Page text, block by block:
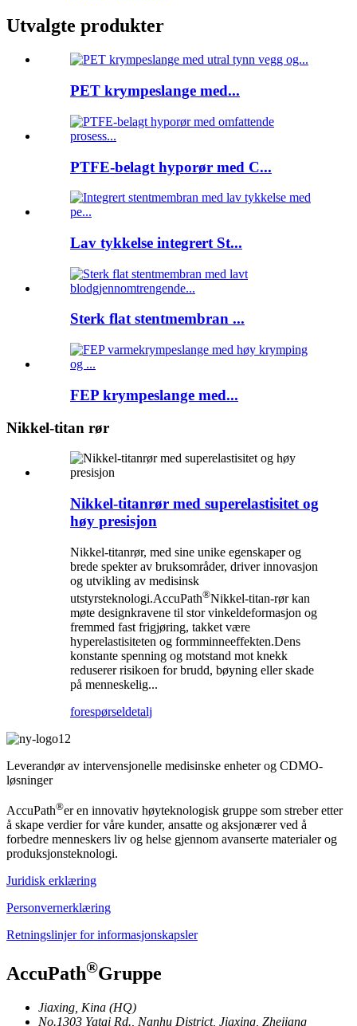
Utvalgte produkter
PET krympeslange med...
PTFE-belagt hyporør med C...
Lav tykkelse integrert St...
Sterk flat stentmembran ...
FEP krympeslange med...
Nikkel-titan rør
Nikkel-titanrør med superelastisitet og
høy presisjon
Nikkel-titanrør, med sine unike egenskaper og
brede spekter av bruksområder, driver innovasjon
og utvikling av medisinsk
utstyrsteknologi.AccuPath®Nikkel-titan-rør kan
møte designkravene til stor vinkeldeformasjon og
fremmed fast frigjøring, takket være
hyperelastisiteten og formminneeffekten.Dens
konstante spenning og motstand mot knekk
reduserer risikoen for brudd, bøyning eller skade
på menneskelig...
forespørseldetalj
Leverandør av intervensjonelle medisinske enheter og CDMO-
løsninger
AccuPath®er en innovativ høyteknologisk gruppe som streber etter
å skape verdier for våre kunder, ansatte og aksjonærer ved å
forbedre menneskers liv og helse gjennom avanserte materialer og
produksjonsteknologi.
Juridisk erklæring
Personvernerklæring
Retningslinjer for informasjonskapsler
AccuPath®Gruppe
Jiaxing, Kina (HQ)
No.1303 Yatai Rd., Nanhu District, Jiaxing, Zhejiang